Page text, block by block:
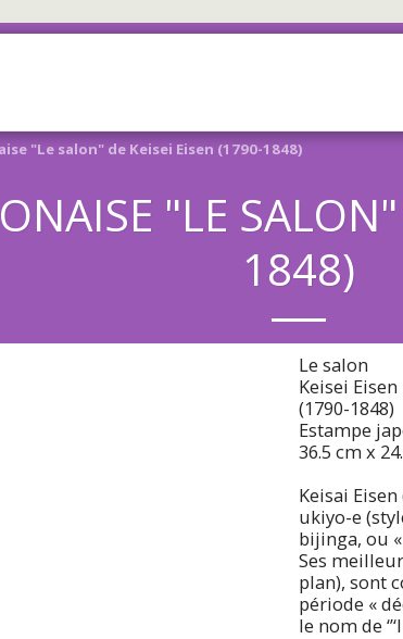
"Le salon" de Keisei Eisen (1790-1848)
"LE
1848)
Le salon
Keisei Eisen
(1790-1848)
Estampe
36.5 cm x
Keisai
ukiyo-e
bijinga, ou
Ses
plan), sont
période «
le nom de